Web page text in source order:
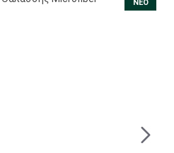
NEO